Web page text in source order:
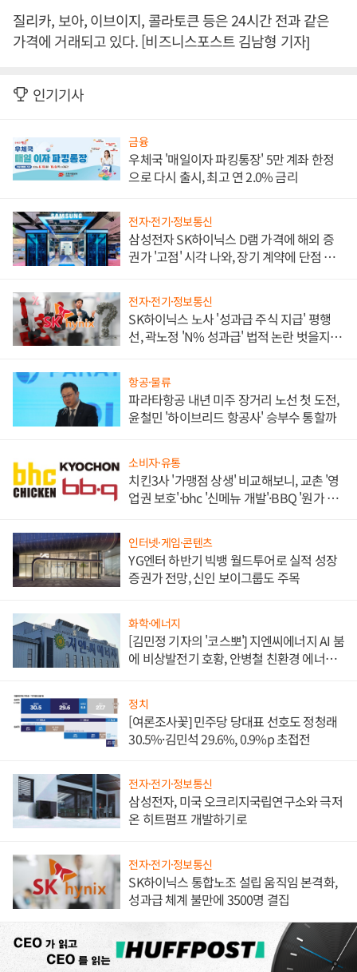
질리카, 보아, 이브이지, 콜라토큰 등은 24시간 전과 같은
가격에 거래되고 있다. [비즈니스포스트 김남형 기자]
인기기사
금융
우체국 '매일이자 파킹통장' 5만 계좌 한정
으로 다시 출시, 최고 연 2.0% 금리
전자·전기·정보통신
삼성전자 SK하이닉스 D램 가격에 해외 증
권가 '고점' 시각 나와, 장기 계약에 단점 부
전자·전기·정보통신
SK하이닉스 노사 '성과급 주식 지급' 평행
선, 곽노정 'N% 성과급' 법적 논란 벗을지 주
항공·물류
파라타항공 내년 미주 장거리 노선 첫 도전,
윤철민 '하이브리드 항공사' 승부수 통할까
소비자·유통
치킨3사 '가맹점 상생' 비교해보니, 교촌 '영
업권 보호'·bhc '신메뉴 개발'·BBQ '원가 부
인터넷·게임·콘텐츠
YG엔터 하반기 빅뱅 월드투어로 실적 성장
증권가 전망, 신인 보이그룹도 주목
화학·에너지
[김민정 기자의 '코스뽀'] 지엔씨에너지 AI 붐
에 비상발전기 호황, 안병철 친환경 에너지
정치
[여론조사꽃] 민주당 당대표 선호도 정청래
30.5%·김민석 29.6%, 0.9%p 초접전
전자·전기·정보통신
삼성전자, 미국 오크리지국립연구소와 극저
온 히트펌프 개발하기로
전자·전기·정보통신
SK하이닉스 통합노조 설립 움직임 본격화,
성과급 체계 불만에 3500명 결집